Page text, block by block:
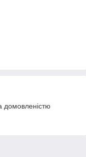
домовленістю